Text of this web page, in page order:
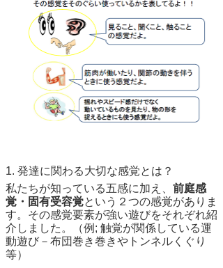
1. 発達に関わる大切な感覚とは？
私たちが知っている五感に加え、 前庭感
覚・固有受容覚という２つの感覚がありま
す。その感覚要素が強い遊びをそれぞれ紹
介しました。（例; 触覚が関係している運
動遊び－布団巻き巻きやトンネルくぐり
等）